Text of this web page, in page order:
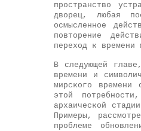
пространство
дворец, любая
осмысленное
повторение
переход к времени
В следующей
времени и
мирского времени
этой
архаической
Примеры,
проблеме